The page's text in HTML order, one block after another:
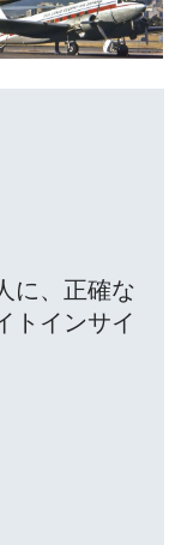
に、正確な
トインサイ